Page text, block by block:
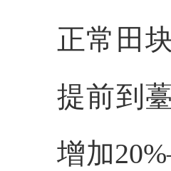
正常田
提前到
增加